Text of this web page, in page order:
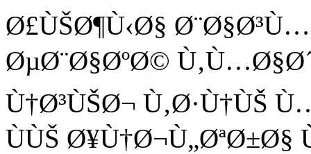
Ø£ÙŠØ¶Ù‹Ø§
ØµØ¨Ø§ØºØ© Ù‚Ù…Ø§Ø´
Ù†Ø³ÙŠØ¬ Ù‚Ø·Ù†ÙŠ
ÙÙŠ